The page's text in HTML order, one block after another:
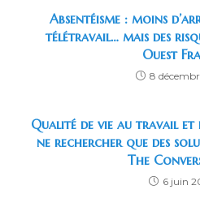
Absentéisme : moins
télétravail… mais des
Ouest
8
Qualité de vie au travail
ne rechercher que des
The
6 juin